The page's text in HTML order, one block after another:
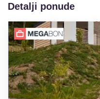
Detalji ponude